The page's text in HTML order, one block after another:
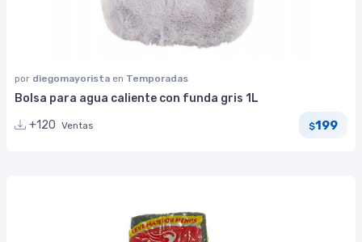
por diegomayorista en Temporadas
Bolsa para agua caliente con funda gris 1L
+120 Ventas $199